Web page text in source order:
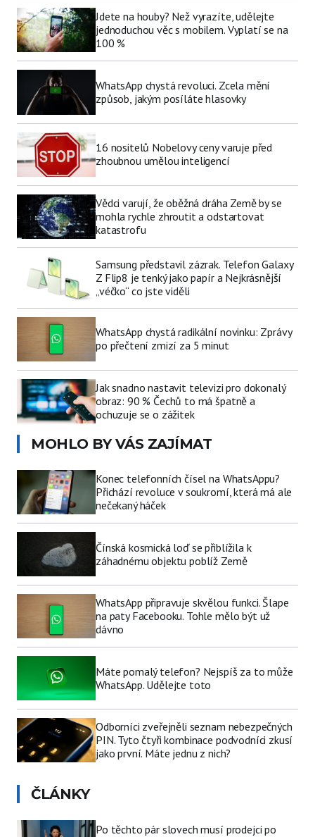
Jdete na houby? Než vyrazíte, udělejte
jednoduchou věc s mobilem. Vyplatí se na
100 %
WhatsApp chystá revoluci. Zcela mění
způsob, jakým posíláte hlasovky
16 nositelů Nobelovy ceny varuje před
zhoubnou umělou inteligencí
Vědci varují, že oběžná dráha Země by se
mohla rychle zhroutit a odstartovat
katastrofu
Samsung představil zázrak. Telefon Galaxy
Z Flip8 je tenký jako papír a Nejkrásnější
„véčko“ co jste viděli
WhatsApp chystá radikální novinku: Zprávy
po přečtení zmizí za 5 minut
Jak snadno nastavit televizi pro dokonalý
obraz: 90 % Čechů to má špatně a
ochuzuje se o zážitek
MOHLO BY VÁS ZAJÍMAT
Konec telefonních čísel na WhatsAppu?
Přichází revoluce v soukromí, která má ale
nečekaný háček
Čínská kosmická loď se přiblížila k
záhadnému objektu poblíž Země
WhatsApp připravuje skvělou funkci. Šlape
na paty Facebooku. Tohle mělo být už
dávno
Máte pomalý telefon? Nejspíš za to může
WhatsApp. Udělejte toto
Odborníci zveřejněli seznam nebezpečných
PIN. Tyto čtyři kombinace podvodníci zkusí
jako první. Máte jednu z nich?
ČLÁNKY
Po těchto pár slovech musí prodejci po